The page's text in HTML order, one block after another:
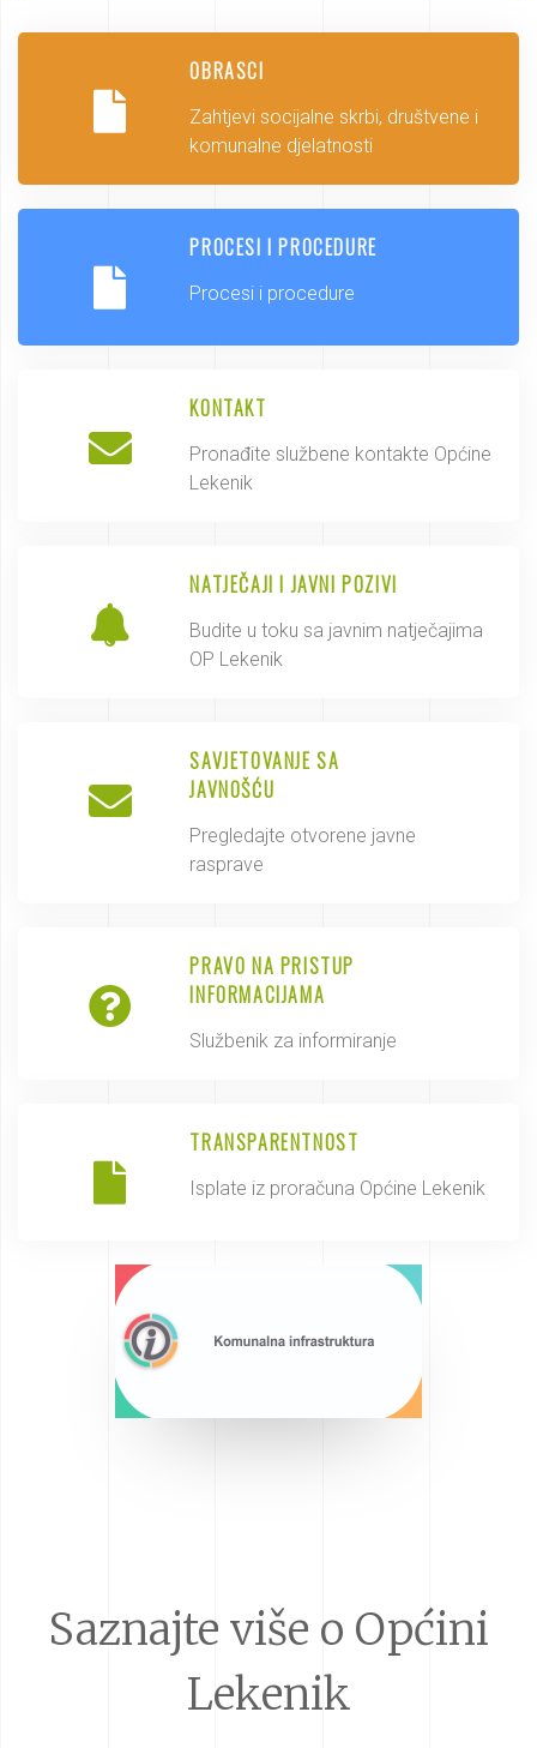
OBRASCI
Zahtjevi socijalne skrbi, društvene i
komunalne djelatnosti
PROCESI I PROCEDURE
Procesi i procedure
KONTAKT
Pronađite službene kontakte Općine
Lekenik
NATJEČAJI I JAVNI POZIVI
Budite u toku sa javnim natječajima
OP Lekenik
SAVJETOVANJE SA
JAVNOŠĆU
Pregledajte otvorene javne
rasprave
PRAVO NA PRISTUP
INFORMACIJAMA
Službenik za informiranje
TRANSPARENTNOST
Isplate iz proračuna Općine Lekenik
Saznajte više o Općini
Lekenik